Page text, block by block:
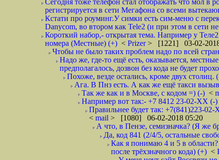
Сегодня тоже телефон стал отображать что мол в
регистрируется в сети Мегафона со всеми
Кстати про роуминг.У симки есть сим-меню с
Danycom, во втором как Tele2 (и при этом в сети
Короткий набор,- открытая тема. Например у
номера (Местные) (+) < Prizer> [1221] 03-02-
Чтобы не было таких проблем надо по всей
Надо же, где-то ещё есть, оказывается,
предполагалось, дозвон без кода не будет
Похоже, везде остались, кроме двух
Ага. В Пнз есть. А как же ещё такси
Так же как и в Москве, с кодом =) (-) <
Например вот так:- +7 8412 23-02-ХХ (-
Правильнее будет так: +7(841)223-
< mail > [1080] 06-02-2018 05:20
А что, в Пензе, семизначка? (Я же
Да, код 841 (2/4/5, остальные
Как я понимаю 4 и 5 в
после трёхзначного кода) (+) <